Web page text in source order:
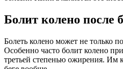
Болит колено после
Болеть колено может не только
Особенно часто болит колено
третьей степенью ожирения. Им